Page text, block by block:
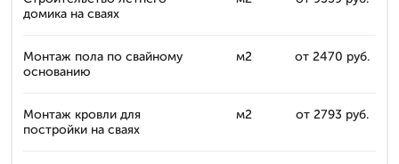
домика на сваях
Монтаж пола по свайному
основанию
м2 от 2470 руб.
Монтаж кровли для
постройки на сваях
м2 от 2793 руб.